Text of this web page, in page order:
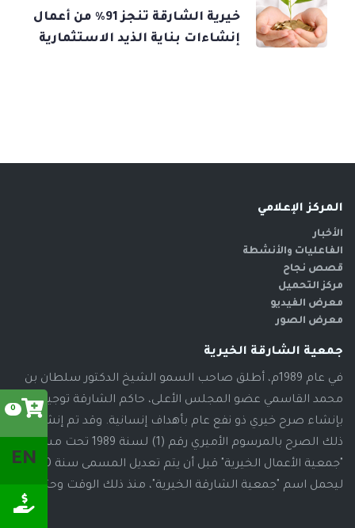
0
EN
خيرية الشارقة تنجز 91% من أعمال
إنشاءات بناية الذيد الاستثمارية
المركز الإعلامي
الأخبار
الفاعليات والأنشطة
قصص نجاح
مركز التحميل
معرض الفيديو
معرض الصور
جمعية الشارقة الخيرية
في عام 1989م، أطلق صاحب السمو الشيخ الدكتور سلطان بن
محمد القاسمي عضو المجلس الأعلى، حاكم الشارقة توجيهاته
بإنشاء صرح خيري ذو نفع عام بأهداف إنسانية. وقد تم إنشاء
ذلك الصرح بالمرسوم الأميري رقم (1) لسنة 1989 تحت مسمى
"جمعية الأعمال الخيرية" قبل أن يتم تعديل المسمى سنة 2000م،
ليحمل اسم "جمعية الشارقة الخيرية"، منذ ذلك الوقت وحتى الآن